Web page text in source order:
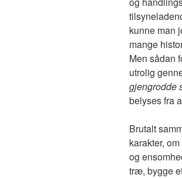
kunne man
mange
Men sådan
utrolig
gjengrodde
belyses fra
Brutalt
karakter,
og
træ, bygge